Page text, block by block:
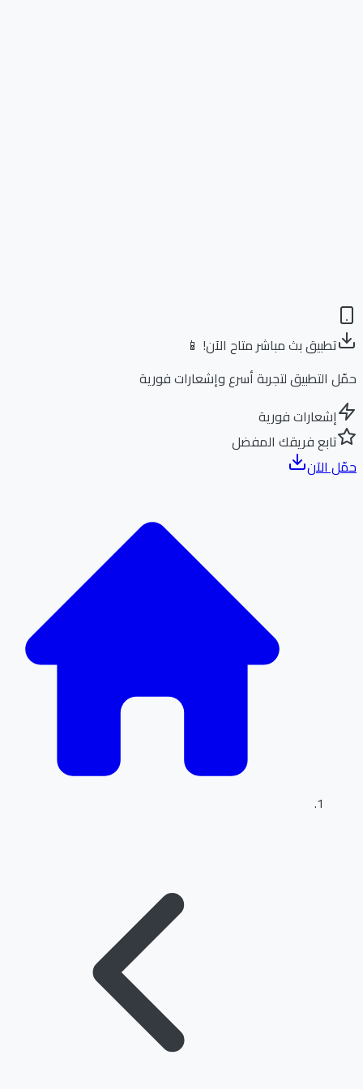
تطبيق بث مباشر متاح الآن! 📱
التطبيق لتجربة أسرع وإشعارات فورية
إشعارات فورية
تابع فريقك المفضل
الآن